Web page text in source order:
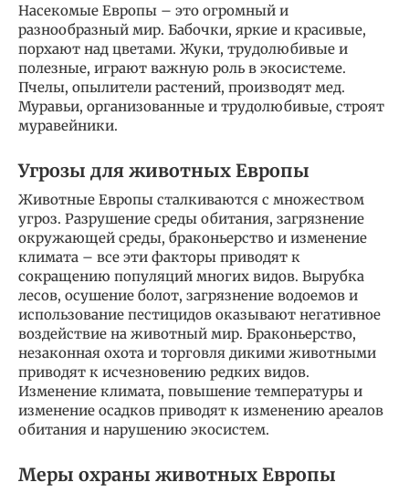
Насекомые Европы – это огромный и
разнообразный мир. Бабочки, яркие и красивые,
порхают над цветами. Жуки, трудолюбивые и
полезные, играют важную роль в экосистеме.
Пчелы, опылители растений, производят мед.
Муравьи, организованные и трудолюбивые, строят
муравейники.
Угрозы для животных Европы
Животные Европы сталкиваются с множеством
угроз. Разрушение среды обитания, загрязнение
окружающей среды, браконьерство и изменение
климата – все эти факторы приводят к
сокращению популяций многих видов. Вырубка
лесов, осушение болот, загрязнение водоемов и
использование пестицидов оказывают негативное
воздействие на животный мир. Браконьерство,
незаконная охота и торговля дикими животными
приводят к исчезновению редких видов.
Изменение климата, повышение температуры и
изменение осадков приводят к изменению ареалов
обитания и нарушению экосистем.
Меры охраны животных Европы